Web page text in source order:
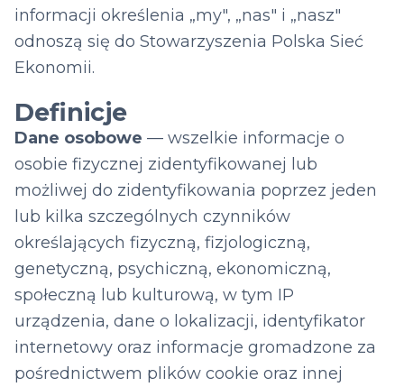
informacji określenia „my", „nas" i „nasz"
odnoszą się do Stowarzyszenia Polska Sieć
Ekonomii.
Definicje
Dane osobowe — wszelkie informacje o
osobie fizycznej zidentyfikowanej lub
możliwej do zidentyfikowania poprzez jeden
lub kilka szczególnych czynników
określających fizyczną, fizjologiczną,
genetyczną, psychiczną, ekonomiczną,
społeczną lub kulturową, w tym IP
urządzenia, dane o lokalizacji, identyfikator
internetowy oraz informacje gromadzone za
pośrednictwem plików cookie oraz innej